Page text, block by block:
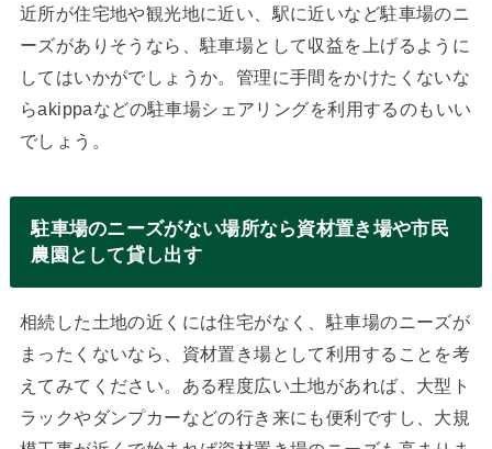
近所が住宅地や観光地に近い、駅に近いなど駐車場のニ
ーズがありそうなら、駐車場として収益を上げるように
してはいかがでしょうか。管理に手間をかけたくないな
らakippaなどの駐車場シェアリングを利用するのもいい
でしょう。
駐車場のニーズがない場所なら資材置き場や市民
農園として貸し出す
相続した土地の近くには住宅がなく、駐車場のニーズが
まったくないなら、資材置き場として利用することを考
えてみてください。ある程度広い土地があれば、大型ト
ラックやダンプカーなどの行き来にも便利ですし、大規